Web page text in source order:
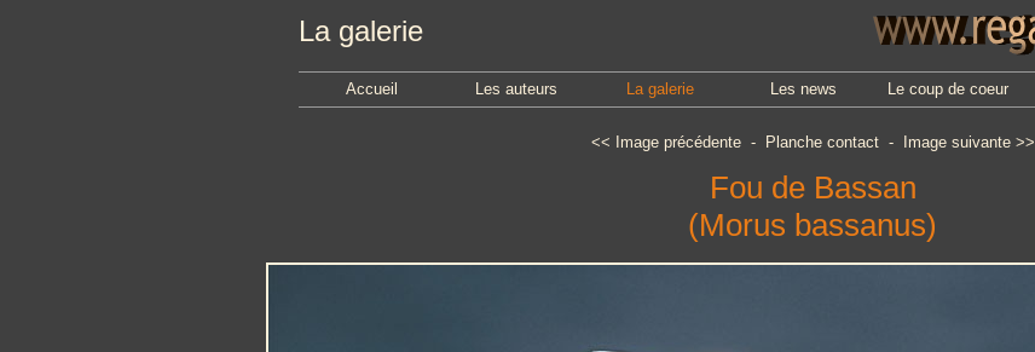
La galerie
Accueil Les auteurs La galerie Les news Le coup de coeur
<< Image précédente- Planche contact- Image suivante>>
Fou de Bassan
(Morus bassanus)